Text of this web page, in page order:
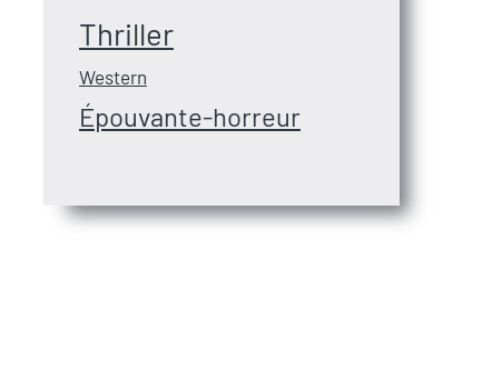
Thriller
Western
Épouvante-horreur